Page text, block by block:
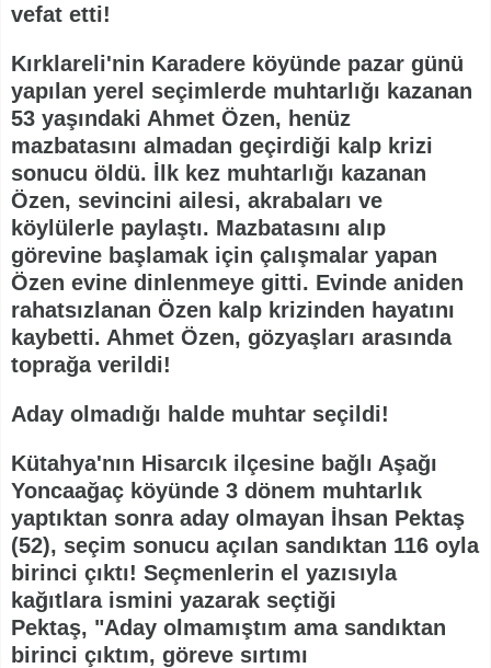
vefat etti!
Kırklareli'nin Karadere köyünde pazar günü
yapılan yerel seçimlerde muhtarlığı kazanan
53 yaşındaki Ahmet Özen, henüz
mazbatasını almadan geçirdiği kalp krizi
sonucu öldü. İlk kez muhtarlığı kazanan
Özen, sevincini ailesi, akrabaları ve
köylülerle paylaştı. Mazbatasını alıp
görevine başlamak için çalışmalar yapan
Özen evine dinlenmeye gitti. Evinde aniden
rahatsızlanan Özen kalp krizinden hayatını
kaybetti. Ahmet Özen, gözyaşları arasında
toprağa verildi!
Aday olmadığı halde muhtar seçildi!
Kütahya'nın Hisarcık ilçesine bağlı Aşağı
Yoncaağaç köyünde 3 dönem muhtarlık
yaptıktan sonra aday olmayan İhsan Pektaş
(52), seçim sonucu açılan sandıktan 116 oyla
birinci çıktı! Seçmenlerin el yazısıyla
kağıtlara ismini yazarak seçtiği
Pektaş, "Aday olmamıştım ama sandıktan
birinci çıktım, göreve sırtımı